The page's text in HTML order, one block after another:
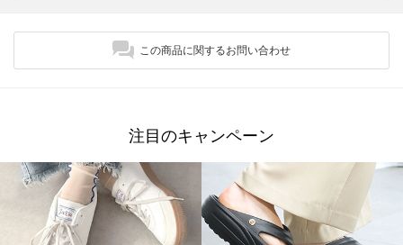
この商品に関するお問い合わせ
注目のキャンペーン